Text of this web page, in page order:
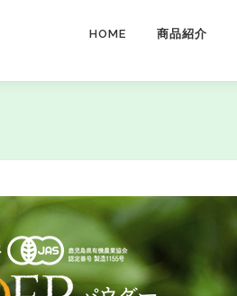
HOME 商品紹介